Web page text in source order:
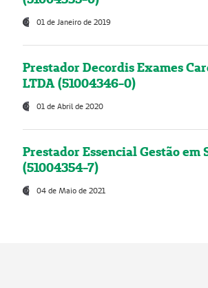
01 de Janeiro de 2019
Prestador Decordis Exames
LTDA (51004346-0)
01 de Abril de 2020
Prestador Essencial Gestão em
(51004354-7)
04 de Maio de 2021